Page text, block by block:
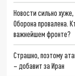
Новости сильно
Оборона провалена.
важнейшем фронте?
Страшно, поэтому
– добавит за Иран